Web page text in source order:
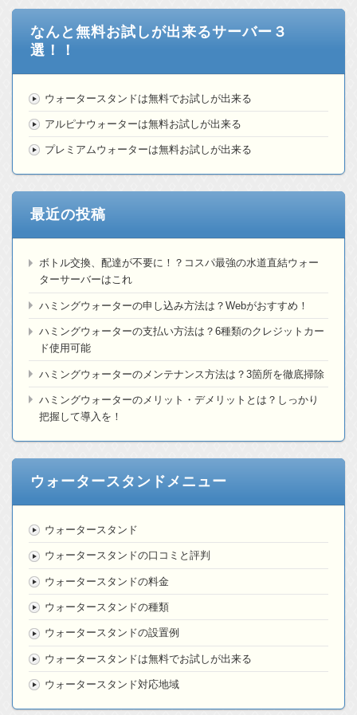
なんと無料お試しが出来るサーバー３
選！！
ウォータースタンドは無料でお試しが出来る
アルピナウォーターは無料お試しが出来る
プレミアムウォーターは無料お試しが出来る
最近の投稿
ボトル交換、配達が不要に！？コスパ最強の水道直結ウォー
ターサーバーはこれ
ハミングウォーターの申し込み方法は？Webがおすすめ！
ハミングウォーターの支払い方法は？6種類のクレジットカー
ド使用可能
ハミングウォーターのメンテナンス方法は？3箇所を徹底掃除
ハミングウォーターのメリット・デメリットとは？しっかり
把握して導入を！
ウォータースタンドメニュー
ウォータースタンド
ウォータースタンドの口コミと評判
ウォータースタンドの料金
ウォータースタンドの種類
ウォータースタンドの設置例
ウォータースタンドは無料でお試しが出来る
ウォータースタンド対応地域